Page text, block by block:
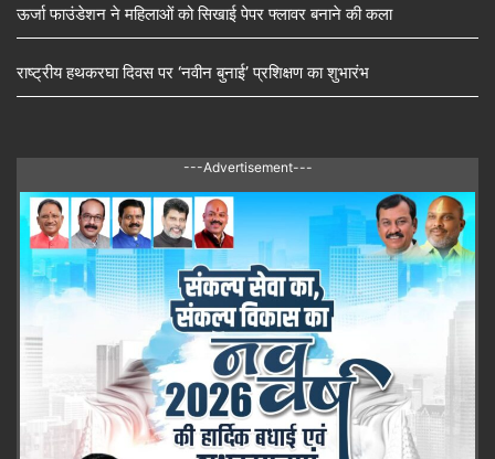
ऊर्जा फाउंडेशन ने महिलाओं को सिखाई पेपर फ्लावर बनाने की कला
राष्ट्रीय हथकरघा दिवस पर ‘नवीन बुनाई’ प्रशिक्षण का शुभारंभ
---Advertisement---